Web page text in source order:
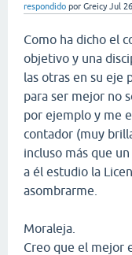
respondido por Greicy Jul
Como ha dicho el
objetivo y una
las otras en su eje
para ser mejor no
por ejemplo y me
contador (muy
incluso más que
a él estudio la
asombrarme.
Moraleja.
Creo que el mejor